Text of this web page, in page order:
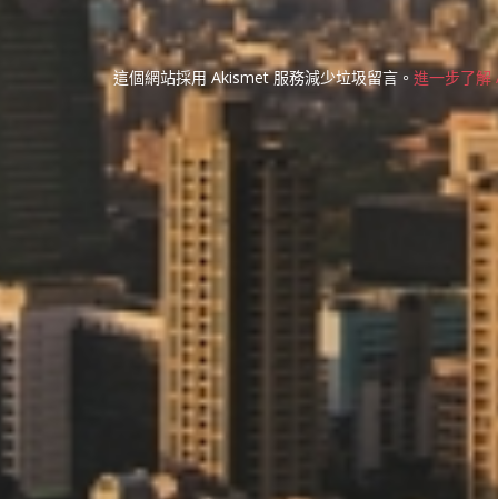
這個網站採用 Akismet 服務減少垃圾留言。 進一步了解